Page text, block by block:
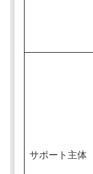
サポート主体